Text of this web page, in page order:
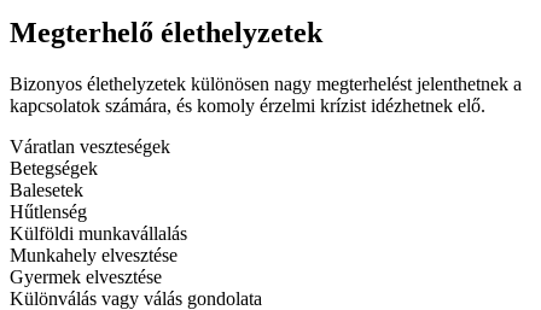
Megterhelő élethelyzetek
Bizonyos élethelyzetek különösen nagy megterhelést jelenthetnek a
kapcsolatok számára, és komoly érzelmi krízist idézhetnek elő.
Váratlan veszteségek
Betegségek
Balesetek
Hűtlenség
Külföldi munkavállalás
Munkahely elvesztése
Gyermek elvesztése
Különválás vagy válás gondolata